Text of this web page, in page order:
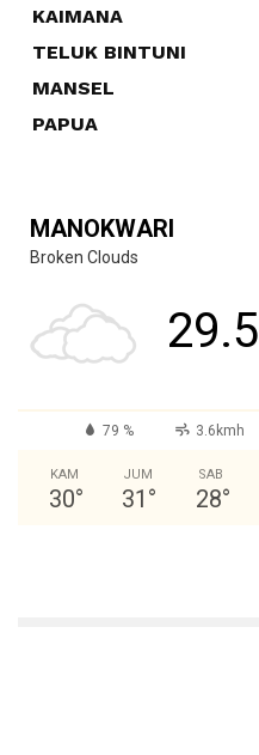
KAIMANA
TELUK BINTUNI
MANSEL
PAPUA
MANOKWARI
Broken Clouds
29.5
79 % 3.6kmh
KAM
30°
JUM
31 °
SAB
28°